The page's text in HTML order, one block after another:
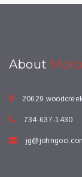
About
20629
734-637-1430